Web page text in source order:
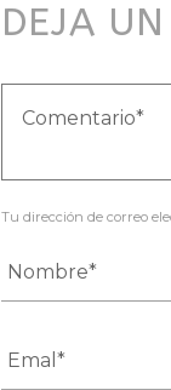
DEJA
Tu dirección de correo